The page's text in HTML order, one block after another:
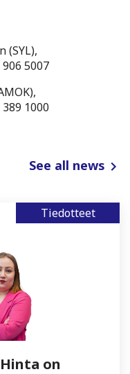
(SYL),
5007
1000
See all news
Tiedotteet
on